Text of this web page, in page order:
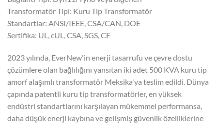
Transformatör Tipi: Kuru Tip Transformatör
Standartlar: ANSI/IEEE, CSA/CAN, DOE
Sertifika: UL, cUL, CSA, SGS, CE
2023 yılında, EverNew'in enerji tasarrufu ve çevre dostu
çözümlere olan bağlılığını yansıtan iki adet 500 KVA kuru tip
amorf alaşımlı transformatör Meksika'ya teslim edildi. Dünya
çapında patentli kuru tip transformatörler, en yüksek
endüstri standartlarını karşılayan mükemmel performansa,
daha düşük enerji kaybına ve gelişmiş güvenlik özelliklerine